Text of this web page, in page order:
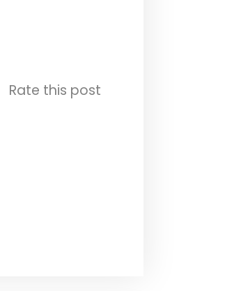
Rate this post